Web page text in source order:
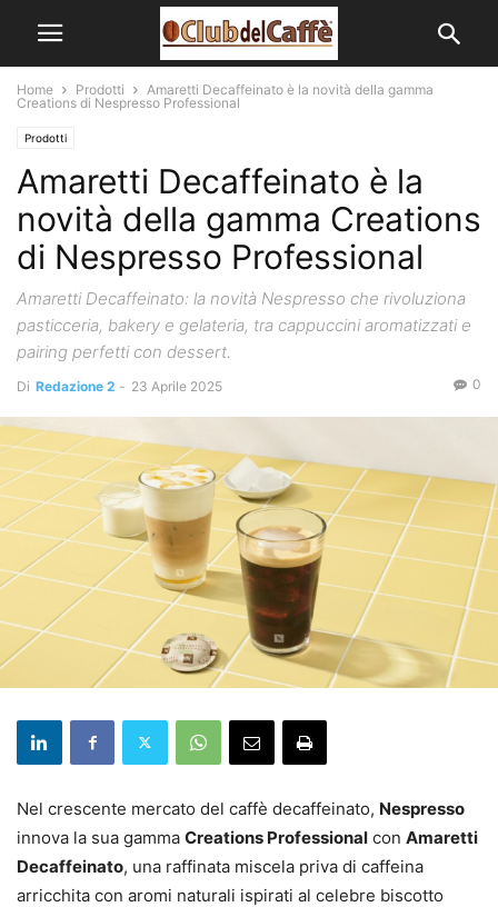
Home Prodotti
Amaretti Decaffeinato è la novità della gamma
Creations di Nespresso Professional
Prodotti
Amaretti Decaffeinato è la
novità della gamma Creations
di Nespresso Professional
Amaretti Decaffeinato: la novità Nespresso che rivoluziona
pasticceria, bakery e gelateria, tra cappuccini aromatizzati e
pairing perfetti con dessert.
Di Redazione 2 - 23 Aprile 2025 0
Nel crescente mercato del caffè decaffeinato, Nespresso
innova la sua gamma Creations Professional con Amaretti
Decaffeinato, una raffinata miscela priva di caffeina
arricchita con aromi naturali ispirati al celebre biscotto